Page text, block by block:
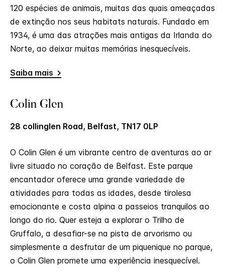
120 espécies de animais, muitas das quais ameaçadas
de extinção nos seus habitats naturais. Fundado em
1934, é uma das atrações mais antigas da Irlanda do
Norte, ao deixar muitas memórias inesquecíveis.
Saiba mais
Colin Glen
28 collinglen Road, Belfast, TN17 0LP
O Colin Glen é um vibrante centro de aventuras ao ar
livre situado no coração de Belfast. Este parque
encantador oferece uma grande variedade de
atividades para todas as idades, desde tirolesa
emocionante e costa alpina a passeios tranquilos ao
longo do rio. Quer esteja a explorar o Trilho de
Gruffalo, a desafiar-se na pista de arvorismo ou
simplesmente a desfrutar de um piquenique no parque,
o Colin Glen promete uma experiência inesquecível.